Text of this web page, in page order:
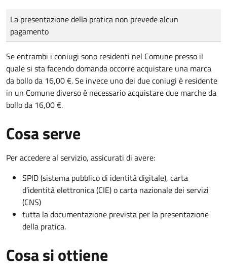
Tipo di pagamento
Importo
La presentazione della pratica non prevede alcun
pagamento
Se entrambi i coniugi sono residenti nel Comune presso il
quale si sta facendo domanda occorre acquistare una marca
da bollo da 16,00 €. Se invece uno dei due coniugi è residente
in un Comune diverso è necessario acquistare due marche da
bollo da 16,00 €.
Cosa serve
Per accedere al servizio, assicurati di avere:
SPID (sistema pubblico di identità digitale), carta
d’identità elettronica (CIE) o carta nazionale dei servizi
(CNS)
tutta la documentazione prevista per la presentazione
della pratica.
Cosa si ottiene